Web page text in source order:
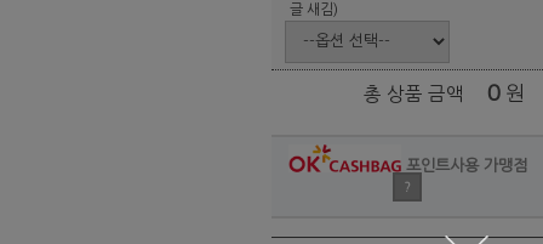
글 새김)
총 상품 금액 0 원
포인트사용 가맹점
?